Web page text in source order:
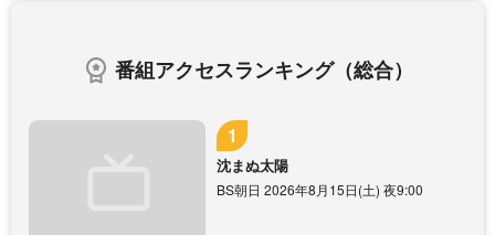
番組アクセスランキング（総合）
沈まぬ太陽
BS朝日 2026年8月15日(土) 夜9:00